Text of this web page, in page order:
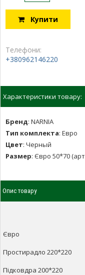
Купити
Телефони:
+380962146220
Характеристики товару:
Бренд: NARNIA
Тип комплекта: Евро
Цвет: Черный
Размер: Євро 50*70
Опис товару
Євро
Простирадло 220*220
Підковдра 200*220